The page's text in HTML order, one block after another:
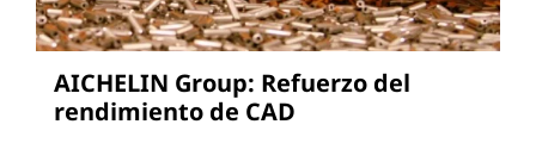
AICHELIN Group: Refuerzo del
rendimiento de CAD